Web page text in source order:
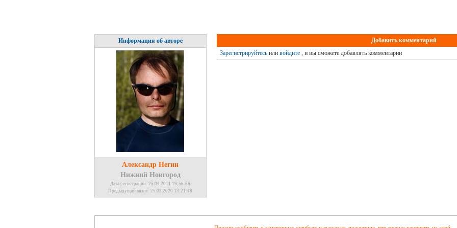
Информация об авторе
Александр Негин
Нижний Новгород
Дата регистрации: 25.04.2011 19:56:56
Предыдущий визит: 25.03.2020 13:21:48
Добавить комментарий
Зарегистрируйтесьили войдите, и вы сможете добавлять комментарии